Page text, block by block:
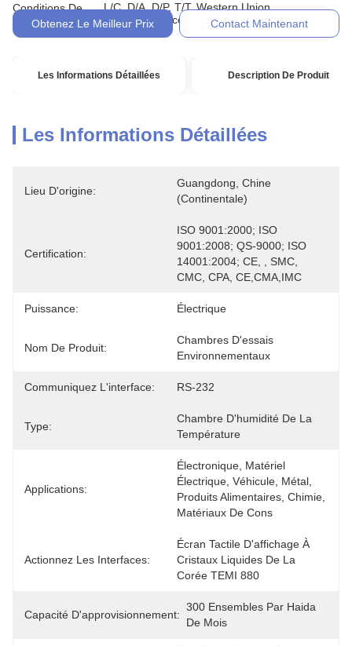
Conditions De
Paiement:
L/C, D/A, D/P, T/T, Western Union,
MoneyGram, comptant, engagement
Obtenez Le Meilleur Prix Contact Maintenant
Les Informations Détaillées Description De Produit
Les Informations Détaillées
Lieu D'origine:
Guangdong, Chine
(continentale)
Certification:
ISO 9001:2000; ISO
9001:2008; QS-9000; ISO
14001:2004; CE, , SMC,
CMC, CPA, CE,CMA,IMC
Puissance: Électrique
Nom De Produit:
Chambres D'essais
Environnementaux
Communiquez L'interface: RS-232
Type:
Chambre D'humidité De La
Température
Applications:
Électronique, Matériel
Électrique, Véhicule, Métal,
Produits Alimentaires, Chimie,
Matériaux De Cons
Actionnez Les Interfaces:
Écran Tactile D'affichage À
Cristaux Liquides De La
Corée TEMI 880
Capacité D'approvisionnement:
300 Ensembles Par Haida
De Mois